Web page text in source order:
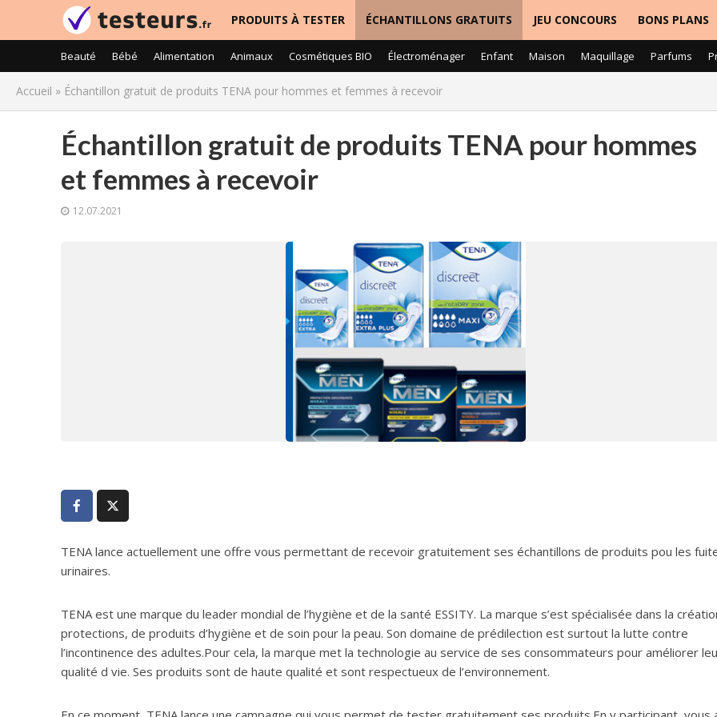
PRODUITS À TESTER ÉCHANTILLONS GRATUITS JEU CONCOURS BONS PLANS
Beauté Bébé Alimentation Animaux Cosmétiques BIO Électroménager Enfant Maison Maquillage Parfums
Accueil » Échantillon gratuit de produits TENA pour hommes et femmes à recevoir
Échantillon gratuit de produits TENA pour hommes
et femmes à recevoir
12.07.2021
TENA lance actuellement une offre vous permettant de recevoir gratuitement ses échantillons de produits pou les
urinaires.
TENA est une marque du leader mondial de l’hygiène et de la santé ESSITY. La marque s’est spécialisée dans la
protections, de produits d’hygiène et de soin pour la peau. Son domaine de prédilection est surtout la lutte contre
l’incontinence des adultes.Pour cela, la marque met la technologie au service de ses consommateurs pour améliorer
qualité d vie. Ses produits sont de haute qualité et sont respectueux de l’environnement.